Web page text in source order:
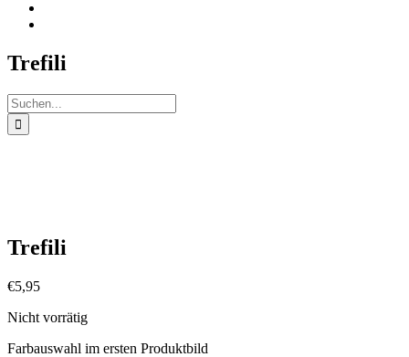
Trefili
Suche
nach:
Trefili
€5,95
Nicht vorrätig
Farbauswahl im ersten Produktbild